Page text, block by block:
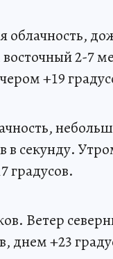
облачность,
2-7
+19
в секунду.
градусов.
Ветер
днем +23